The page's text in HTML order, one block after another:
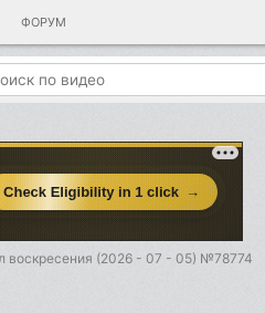
ФОРУМ
воскресения (2026 - 07 - 05) №78774